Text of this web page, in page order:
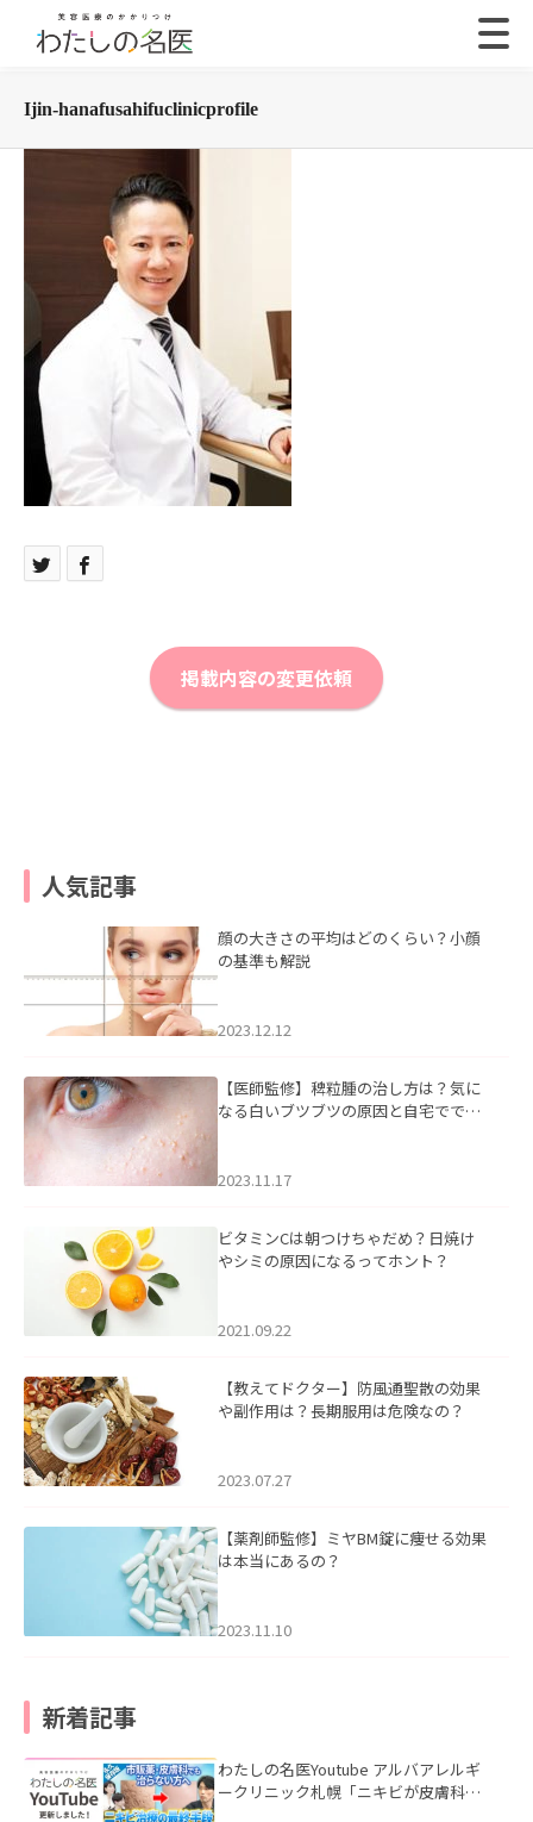
Ijin-hanafusahifuclinicprofile
掲載内容の変更依頼
人気記事
顔の大きさの平均はどのくらい？小顔
の基準も解説
2023.12.12
【医師監修】稗粒腫の治し方は？気に
なる白いブツブツの原因と自宅ででき
2023.11.17
ビタミンCは朝つけちゃだめ？日焼け
やシミの原因になるってホント？
2021.09.22
【教えてドクター】防風通聖散の効果
や副作用は？長期服用は危険なの？
2023.07.27
【薬剤師監修】ミヤBM錠に痩せる効果
は本当にあるの？
2023.11.10
新着記事
わたしの名医Youtube アルバアレルギ
ークリニック札幌「ニキビが皮膚科で